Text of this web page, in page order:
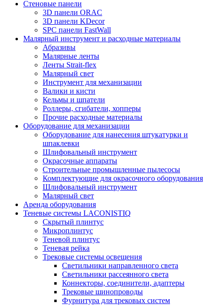
Стеновые панели
3D панели ORAC
3D панели KDecor
SPC панели FastWall
Малярный инструмент и расходные материалы
Абразивы
Малярные ленты
Ленты Strait-flex
Малярный свет
Инструмент для механизации
Валики и кисти
Кельмы и шпатели
Роллеры, сгибатели, хопперы
Прочие расходные материалы
Оборудование для механизации
Оборудование для нанесения штукатурки и
шпаклевки
Шлифовальный инструмент
Окрасочные аппараты
Строительные промышленные пылесосы
Комплектующие для окрасочного оборудования
Шлифовальный инструмент
Малярный свет
Аренда оборудования
Теневые системы LACONISTIQ
Скрытый плинтус
Микроплинтус
Теневой плинтус
Теневая рейка
Трековые системы освещения
Светильники направленного света
Светильники рассеянного света
Коннекторы, соединители, адаптеры
Трековые шинопроводы
Фурнитура для трековых систем